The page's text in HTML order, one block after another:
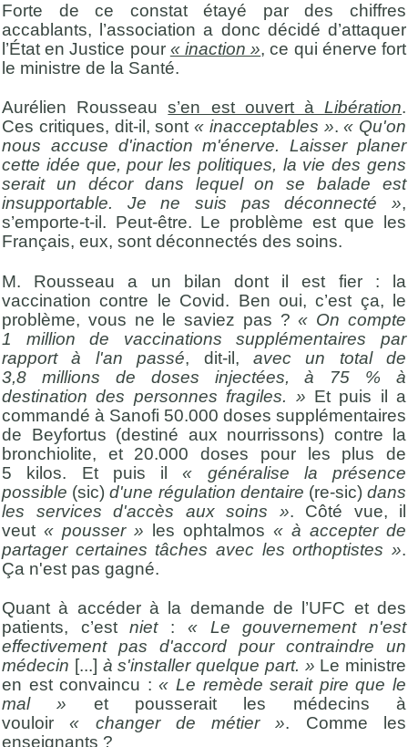
Forte de ce constat étayé par des chiffres
accablants, l’association a donc décidé d’attaquer
l’État en Justice pour « inaction », ce qui énerve fort
le ministre de la Santé.
Aurélien Rousseaus’en est ouvert àLibération.
Ces critiques, dit-il, sont « inacceptables ».« Qu'on
nous accuse d'inaction m'énerve. Laisser planer
cette idée que, pour les politiques, la vie des gens
serait un décor dans lequel on se balade est
insupportable. Je ne suis pas déconnecté »,
s’emporte-t-il. Peut-être. Le problème est que les
Français, eux, sont déconnectés des soins.
M. Rousseau a un bilan dont il est fier : la
vaccination contre le Covid. Ben oui, c’est ça, le
problème, vous ne le saviez pas ?« On compte
1 million de vaccinations supplémentaires par
rapport à l'an passé, dit-il, avec un total de
3,8 millions de doses injectées, à 75 % à
destination des personnes fragiles. » Et puis il a
commandé à Sanofi 50.000 doses supplémentaires
de Beyfortus (destiné aux nourrissons) contre la
bronchiolite, et 20.000 doses pour les plus de
5 kilos. Et puis il« généralise la présence
possible (sic)d'une régulation dentaire (re-sic)dans
les services d'accès aux soins ». Côté vue, il
veut « pousser » les ophtalmos « à accepter de
partager certaines tâches avec les orthoptistes ».
Ça n'est pas gagné.
Quant à accéder à la demande de l’UFC et des
patients, c’estniet: « Le gouvernement n'est
effectivement pas d'accord pour contraindre un
médecin [...] à s'installer quelque part. » Le ministre
en est convaincu :« Le remède serait pire que le
mal » et pousserait les médecins à
vouloir« changer de métier ». Comme les
enseignants ?